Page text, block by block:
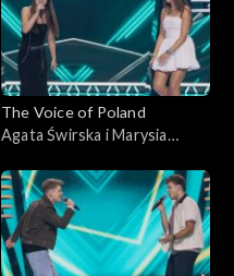
października 2025
The Voice of Poland
Agata Świrska i Marysia
Voice of Poland”, Bitwy, 18
października 2025